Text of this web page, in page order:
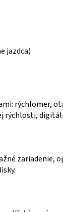
jazdca)
rýchlomer,
rýchlosti,